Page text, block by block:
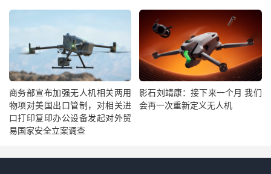
商务部宣布加强无人机相关两用
物项对美国出口管制，对相关进
口打印复印办公设备发起对外贸
易国家安全立案调查
影石刘靖康：接下来一个月 我们
会再一次重新定义无人机